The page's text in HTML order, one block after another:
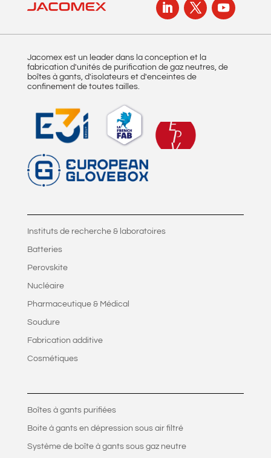
Jacomex est un leader dans la conception et la
fabrication d'unités de purification de gaz neutres, de
boîtes à gants, d'isolateurs et d'enceintes de
confinement de toutes tailles.
Instituts de recherche & laboratoires
Batteries
Perovskite
Nucléaire
Pharmaceutique & Médical
Soudure
Fabrication additive
Cosmétiques
Boîtes à gants purifiées
Boite à gants en dépression sous air filtré
Système de boîte à gants sous gaz neutre